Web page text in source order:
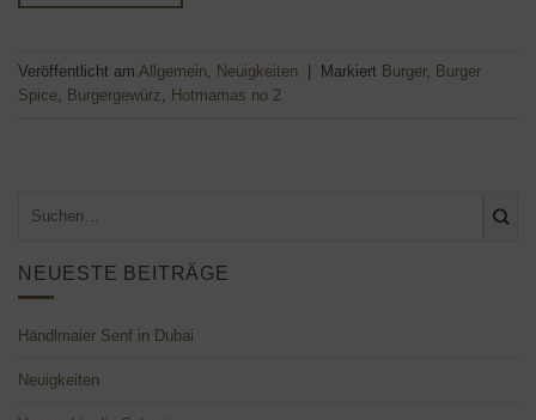
Veröffentlicht am Allgemein Neuigkeiten Markiert Burger, Burger
Spice
Burgergewürz Hotmamas no 2
NEUESTE BEITRÄGE
Händlmaier Senf in Dubai
Neuigkeiten